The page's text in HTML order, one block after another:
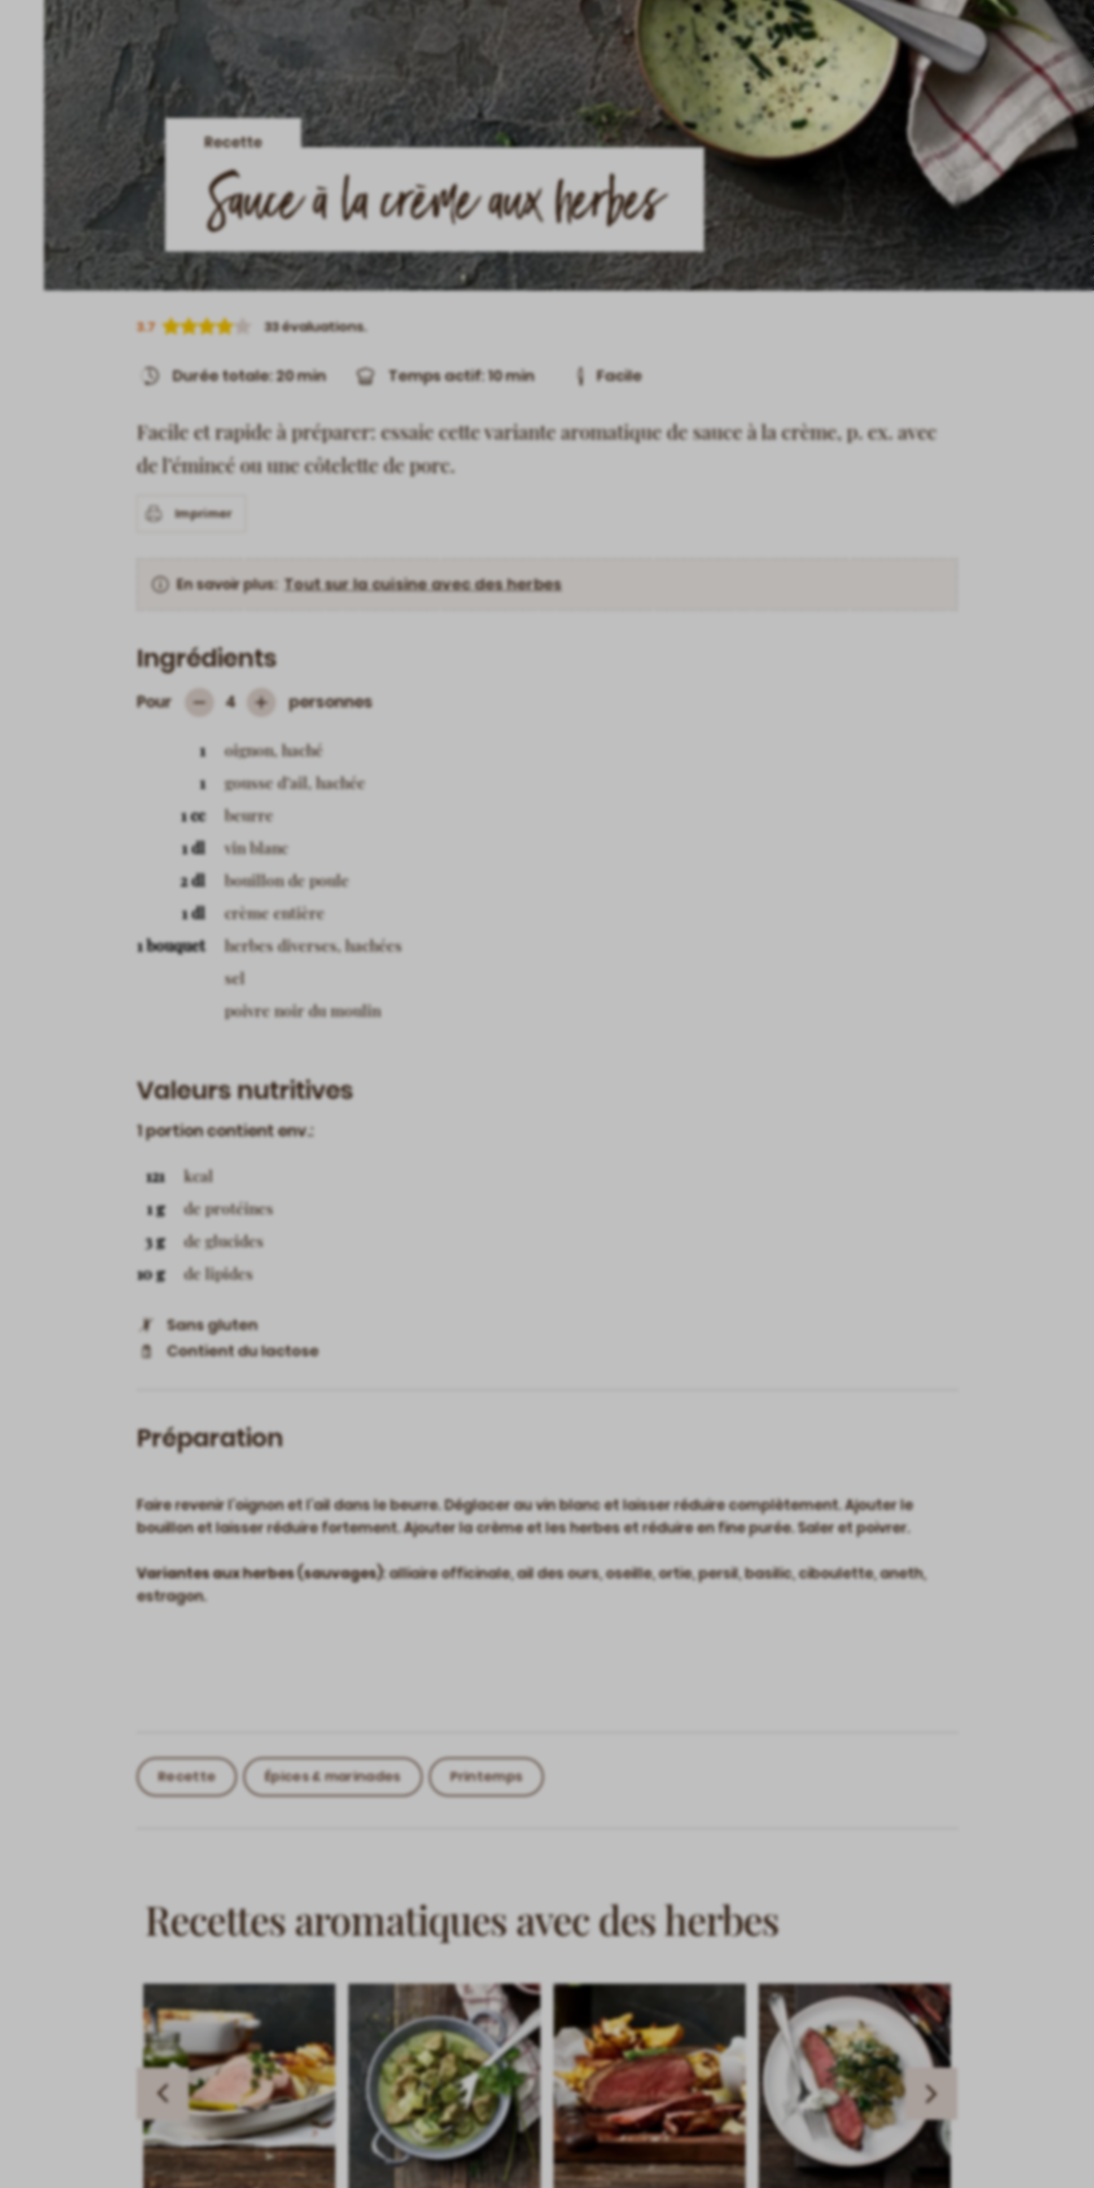
Recette
Sauce à la crème aux herbes
3.7 33évaluations.
Durée totale: 20 min Temps actif: 10 min Facile
Facile et rapide à préparer: essaie cette variante aromatique de sauce à la crème, p. ex. avec
de l’émincé ou une côtelette de porc.
Imprimer
En savoir plus: Tout sur la cuisine avec des herbes
Ingrédients
Pour
Subtrahieren
4 Hinzufügen
personnes
1
oignon, haché
1
gousse d’ail, hachée
1 cc
beurre
1 dl
vin blanc
2 dl
bouillon de poule
1 dl
crème entière
1 bouquet
herbes diverses, hachées
sel
poivre noir du moulin
Valeurs nutritives
1 portion contient env.:
121
kcal
1 g
de protéines
3 g
de glucides
10 g
de lipides
Sans gluten
Contient du lactose
Préparation
Faire revenir l’oignon et l’ail dans le beurre. Déglacer au vin blanc et laisser réduire complètement. Ajouter le
bouillon et laisser réduire fortement. Ajouter la crème et les herbes et réduire en fine purée. Saler et poivrer.
Variantes aux herbes (sauvages): alliaire officinale, ail des ours, oseille, ortie, persil, basilic, ciboulette, aneth,
estragon.
Recette Épices & marinades Printemps
Recettes aromatiques avec des herbes
Previous
slide
Next
slide